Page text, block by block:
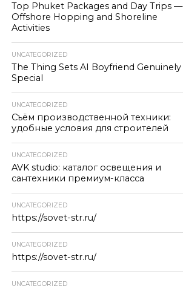
Top Phuket Packages and Day Trips —
Offshore Hopping and Shoreline
Activities
UNCATEGORIZED
The Thing Sets AI Boyfriend Genuinely
Special
UNCATEGORIZED
Съём производственной техники:
удобные условия для строителей
UNCATEGORIZED
AVK studio: каталог освещения и
сантехники премиум-класса
UNCATEGORIZED
https://sovet-str.ru/
UNCATEGORIZED
https://sovet-str.ru/
UNCATEGORIZED